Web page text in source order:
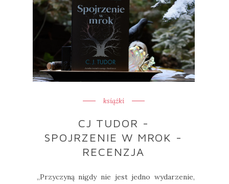
książki
CJ TUDOR -
SPOJRZENIE W MROK -
RECENZJA
„Przyczyną nigdy nie jest jedno wydarzenie,